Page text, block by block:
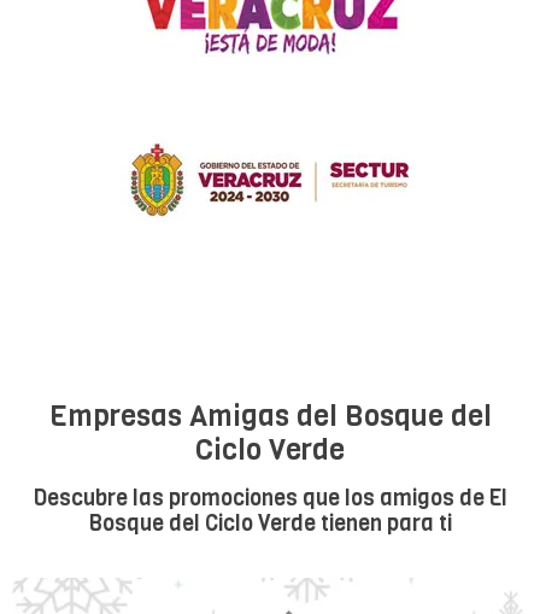
Empresas Amigas del Bosque del
Ciclo Verde
Descubre las promociones que los amigos de El
Bosque del Ciclo Verde tienen para ti